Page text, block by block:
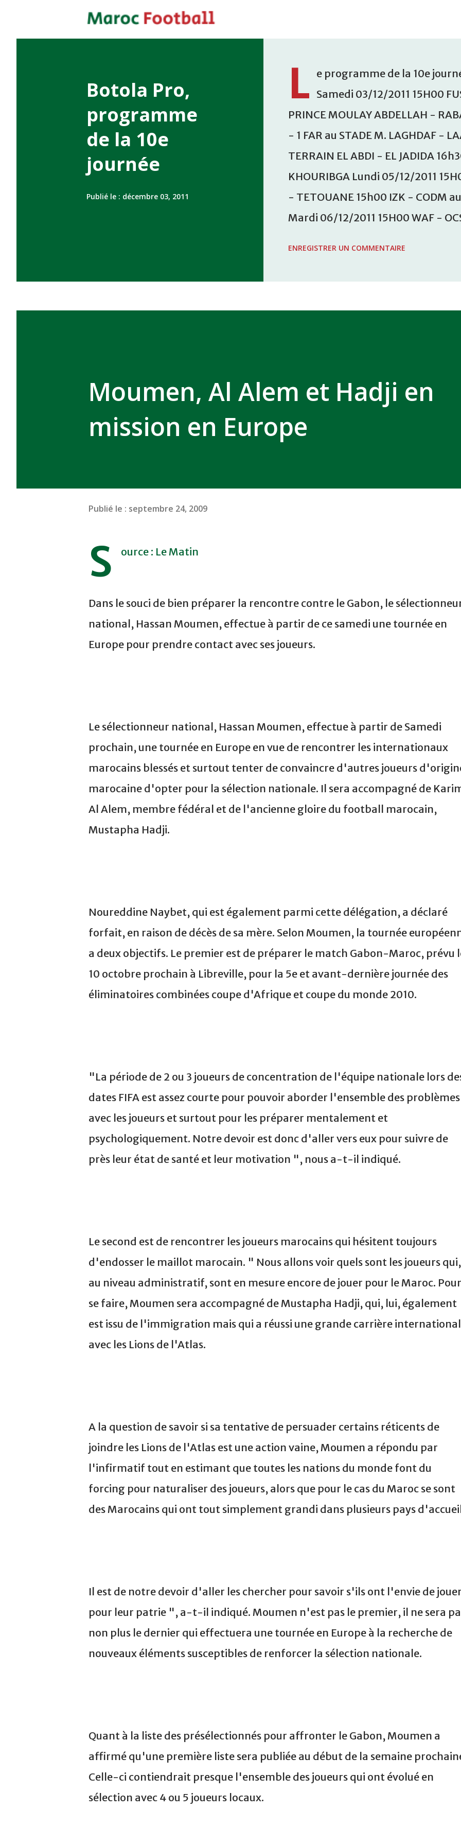
Botola Pro,
programme
de la 10e
journée
Publié le : décembre 03, 2011
L e programme de la 10e
Samedi 03/12/2011 15H00
PRINCE MOULAY ABDELLAH -
- 1 FAR au STADE M. LAGHDAF -
TERRAIN EL ABDI - EL JADIDA
KHOURIBGA Lundi 05/12/2011
- TETOUANE 15h00 IZK - CODM
Mardi 06/12/2011 15H00 WAF -
ENREGISTRER UN COMMENTAIRE
Moumen, Al Alem et Hadji en
mission en Europe
Publié le : septembre 24, 2009
S ource : Le Matin
Dans le souci de bien préparer la rencontre contre le Gabon, le
national, Hassan Moumen, effectue à partir de ce samedi une tournée en
Europe pour prendre contact avec ses joueurs.
Le sélectionneur national, Hassan Moumen, effectue à partir de Samedi
prochain, une tournée en Europe en vue de rencontrer les internationaux
marocains blessés et surtout tenter de convaincre d'autres joueurs
marocaine d'opter pour la sélection nationale. Il sera accompagné de
Al Alem, membre fédéral et de l'ancienne gloire du football marocain,
Mustapha Hadji.
Noureddine Naybet, qui est également parmi cette délégation, a déclaré
forfait, en raison de décès de sa mère. Selon Moumen, la tournée
a deux objectifs. Le premier est de préparer le match Gabon-Maroc, prévu
10 octobre prochain à Libreville, pour la 5e et avant-dernière journée des
éliminatoires combinées coupe d'Afrique et coupe du monde 2010.
"La période de 2 ou 3 joueurs de concentration de l'équipe nationale lors
dates FIFA est assez courte pour pouvoir aborder l'ensemble des problèmes
avec les joueurs et surtout pour les préparer mentalement et
psychologiquement. Notre devoir est donc d'aller vers eux pour suivre de
près leur état de santé et leur motivation ", nous a-t-il indiqué.
Le second est de rencontrer les joueurs marocains qui hésitent toujours
d'endosser le maillot marocain. " Nous allons voir quels sont les joueurs qui,
au niveau administratif, sont en mesure encore de jouer pour le Maroc. Pour
se faire, Moumen sera accompagné de Mustapha Hadji, qui, lui, également
est issu de l'immigration mais qui a réussi une grande carrière international
avec les Lions de l'Atlas.
A la question de savoir si sa tentative de persuader certains réticents de
joindre les Lions de l'Atlas est une action vaine, Moumen a répondu par
l'infirmatif tout en estimant que toutes les nations du monde font du
forcing pour naturaliser des joueurs, alors que pour le cas du Maroc se sont
des Marocains qui ont tout simplement grandi dans plusieurs pays
Il est de notre devoir d'aller les chercher pour savoir s'ils ont l'envie de
pour leur patrie ", a-t-il indiqué. Moumen n'est pas le premier, il ne sera
non plus le dernier qui effectuera une tournée en Europe à la recherche de
nouveaux éléments susceptibles de renforcer la sélection nationale.
Quant à la liste des présélectionnés pour affronter le Gabon, Moumen a
affirmé qu'une première liste sera publiée au début de la semaine
Celle-ci contiendrait presque l'ensemble des joueurs qui ont évolué en
sélection avec 4 ou 5 joueurs locaux.